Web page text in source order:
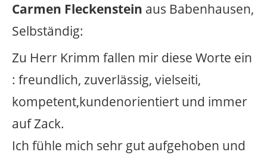
Carmen Fleckenstein aus Babenhausen,
Selbständig:
Zu Herr Krimm fallen mir diese Worte ein
: freundlich, zuverlässig, vielseiti,
kompetent,kundenorientiert und immer
auf Zack.
Ich fühle mich sehr gut aufgehoben und